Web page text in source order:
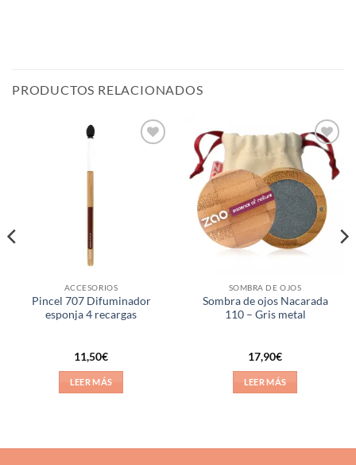
PRODUCTOS RELACIONADOS
ACCESORIOS
Pincel 707 Difuminador
esponja 4 recargas
11,50€
LEER MÁS
Añadir
lista de
deseos
SOMBRA DE OJOS
Sombra de ojos Nacarada
110 – Gris metal
17,90€
LEER MÁS